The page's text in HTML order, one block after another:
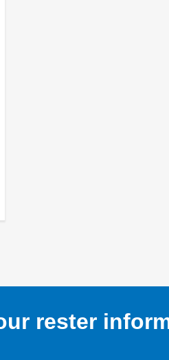
rester